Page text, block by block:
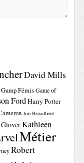
David Mills
Fémis Game of
FordHarry Potter
Jim Broadbent
Kathleen
Métier
Robert